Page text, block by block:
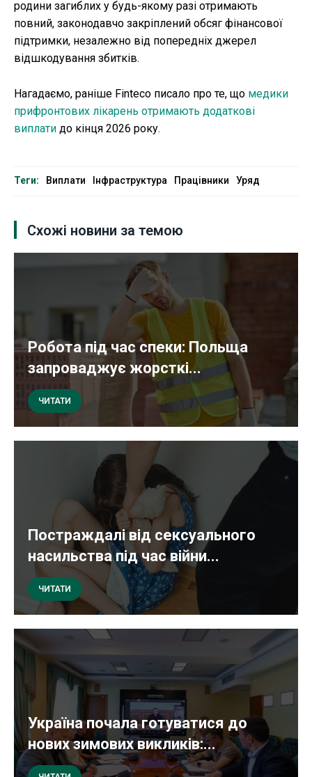
родини загиблих у будь-якому разі отримають
повний, законодавчо закріплений обсяг фінансової
підтримки, незалежно від попередніх джерел
відшкодування збитків.
Нагадаємо, раніше Finteco писало про те, що медики
прифронтових лікарень отримають додаткові
виплати до кінця 2026 року.
Теги: Виплати Інфраструктура Працівники Уряд
Схожі новини за темою
Робота під час спеки: Польща
запроваджує жорсткі...
ЧИТАТИ
Постраждалі від сексуального
насильства під час війни...
ЧИТАТИ
Україна почала готуватися до
нових зимових викликів:...